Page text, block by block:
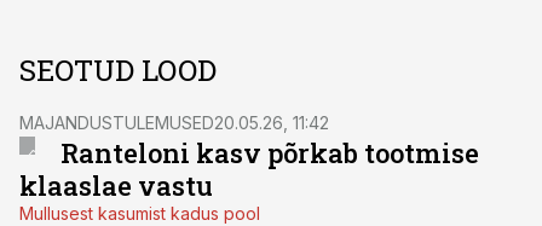
SEOTUD LOOD
MAJANDUSTULEMUSED20.05.26, 11:42
Ranteloni kasv põrkab tootmise
klaaslae vastu
Mullusest kasumist kadus pool